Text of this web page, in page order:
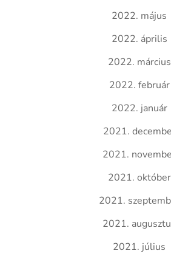
2022. május
2022. április
2022. március
2022. február
2022. január
2021.
2021.
2021. október
2021.
2021.
2021. július